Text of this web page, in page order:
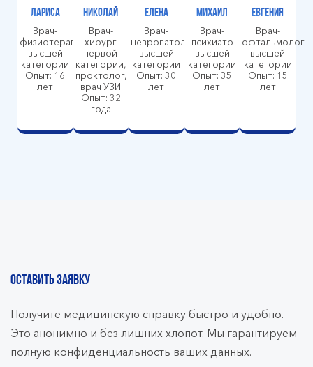
Лариса
Врач-
физиотерапевт
высшей
категории
Опыт: 16
лет
Николай
Врач-
хирург
первой
категории,
проктолог,
врач УЗИ
Опыт: 32
года
Елена
Врач-
невропатолог
высшей
категории
Опыт: 30
лет
Михаил
Врач-
психиатр
высшей
категории
Опыт: 35
лет
Евгения
Врач-
офтальмолог
высшей
категории
Опыт: 15
лет
ОСТАВИТЬ ЗАЯВКУ
Получите медицинскую справку быстро и удобно.
Это анонимно и без лишних хлопот. Мы гарантируем
полную конфиденциальность ваших данных.